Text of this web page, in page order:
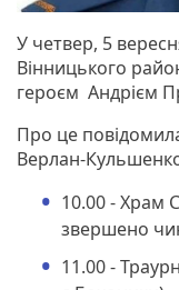
У четвер, 5
Вінницького
героєм Андрієм
Про це
Верлан-
10.00 - Храм
звершено
11.00 -